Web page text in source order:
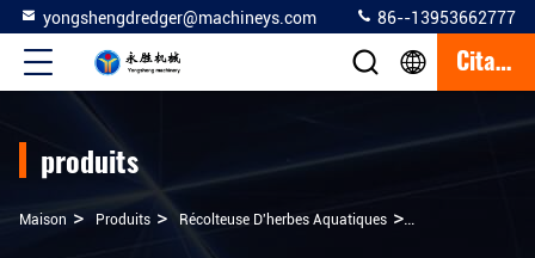
yongshengdredger@machineys.com 86--13953662777
Citation
produits
Maison > Produits > Récolteuse D'herbes Aquatiques >